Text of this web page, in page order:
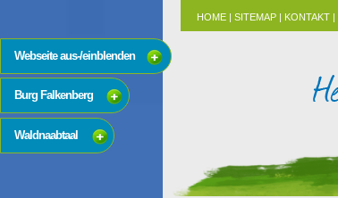
HOME| SITEMAP| KONTAKT|
Webseite aus-/einblenden
Burg Falkenberg
Waldnaabtaal